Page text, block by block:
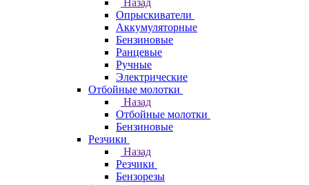
Назад
Опрыскиватели
Аккумуляторные
Бензиновые
Ранцевые
Ручные
Электрические
Отбойные молотки
Назад
Отбойные молотки
Бензиновые
Резчики
Назад
Резчики
Бензорезы